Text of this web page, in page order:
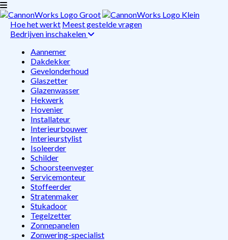
Hoe het werkt Meest gestelde vragen
Bedrijven inschakelen
Aannemer
Dakdekker
Gevelonderhoud
Glaszetter
Glazenwasser
Hekwerk
Hovenier
Installateur
Interieurbouwer
Interieurstylist
Isoleerder
Schilder
Schoorsteenveger
Servicemonteur
Stoffeerder
Stratenmaker
Stukadoor
Tegelzetter
Zonnepanelen
Zonwering-specialist